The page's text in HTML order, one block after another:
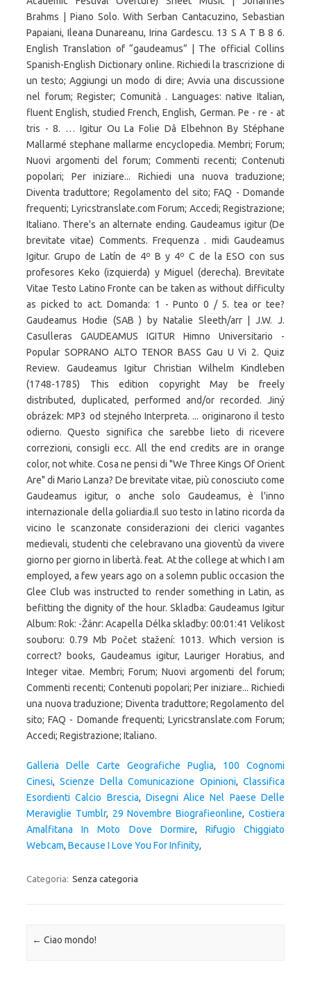
Galleria Delle Carte Geografiche Puglia, 100 Cognomi
Cinesi,Scienze Della Comunicazione Opinioni,Classifica
Esordienti Calcio Brescia, Disegni Alice Nel Paese Delle
Meraviglie Tumblr, 29 Novembre Biografieonline,Costiera
Amalfitana In Moto Dove Dormire, Rifugio Chiggiato
Webcam, Because I Love You For Infinity,
Categoria: Senza categoria
Navigazione articolo
← Ciao mondo!